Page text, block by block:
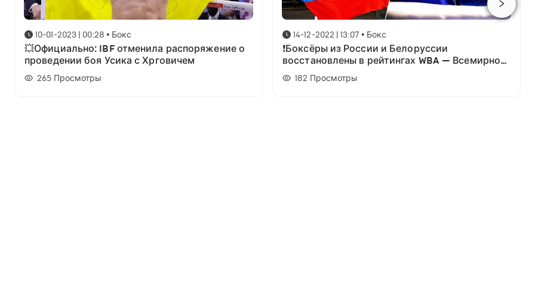
10-01-2023 | 00:28 • Бокс
💥Официально: IBF отменила распоряжение о
проведении боя Усика с Хрговичем
265 Просмотры
14-12-2022 | 13:07 • Бокс
❗Боксёры из России и Белоруссии
восстановлены в рейтингах WBA — Всемирной
боксёрской ассоциации.
182 Просмотры